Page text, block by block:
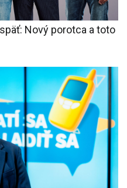
Nový porotca a toto